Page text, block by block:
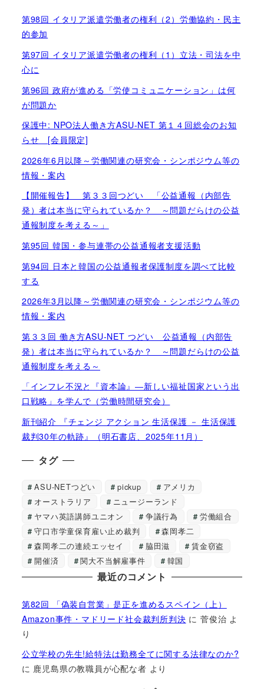
第98回 イタリア派遣労働者の権利（2）労働協約・民主
的参加
第97回 イタリア派遣労働者の権利（1）立法・司法を中
心に
第96回 政府が進める「労使コミュニケーション」は何
が問題か
保護中: NPO法人働き方ASU-NET 第１４回総会のお知
らせ [会員限定]
2026年6月以降～労働関連の研究会・シンポジウム等の
情報・案内
【開催報告】 第３３回つどい 「公益通報（内部告
発）者は本当に守られているか？ ～問題だらけの公益
通報制度を考える～」
第95回 韓国・参与連帯の公益通報者支援活動
第94回 日本と韓国の公益通報者保護制度を調べて比較
する
2026年3月以降～労働関連の研究会・シンポジウム等の
情報・案内
第３３回 働き方ASU-NET つどい 公益通報（内部告
発）者は本当に守られているか？ ～問題だらけの公益
通報制度を考える～
「インフレ不況と『資本論』―新しい福祉国家という出
口戦略」を学んで（労働時間研究会）
新刊紹介 『チェンジ アクション 生活保護 － 生活保護
裁判30年の軌跡』（明石書店、2025年11月）
タグ
ASU-NETつどい pickup
アメリカ
オーストラリア
ニュージーランド
ヤマハ英語講師ユニオン
争議行為
労働組合
守口市学童保育雇い止め裁判
森岡孝二
森岡孝二の連続エッセイ
脇田滋
賃金窃盗
開催済
関大不当解雇事件 韓国
最近のコメント
第82回 「偽装自営業」是正を進めるスペイン（上）
Amazon事件・マドリード社会裁判所判決 に菅俊治 よ
り
公立学校の先生!給特法は勤務全てに関する法律なのか?
に 鹿児島県の教職員が心配な者 より